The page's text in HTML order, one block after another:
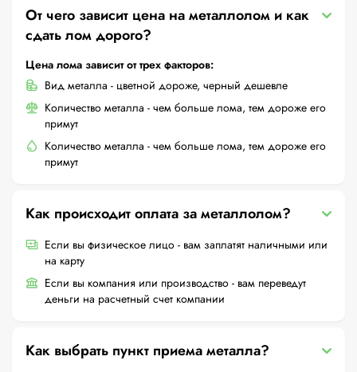
От чего зависит цена на металлолом и как
сдать лом дорого?
Цена лома зависит от трех факторов:
Вид металла - цветной дороже, черный дешевле
Количество металла - чем больше лома, тем дороже его
примут
Количество металла - чем больше лома, тем дороже его
примут
Как происходит оплата за металлолом?
Если вы физическое лицо - вам заплатят наличными или
на карту
Если вы компания или производство - вам переведут
деньги на расчетный счет компании
Как выбрать пункт приема металла?